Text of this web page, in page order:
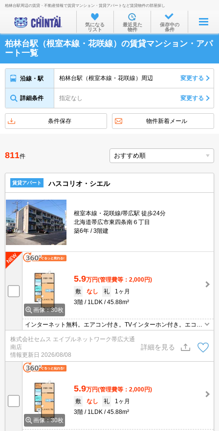
お部屋を探す
沿線・駅から
住所から
家賃相場から
不動産会社から
柏林台駅周辺の賃貸・不動産情報で賃貸マンション・賃貸アパートなど賃貸物件の部屋探し
気になる
リスト
最近見た
物件
保存中の
条件
柏林台駅（根室本線・花咲線）の賃貸マンション・アパ
ート一覧
沿線・駅 柏林台駅（根室本線・花咲線）周辺 変更する
詳細条件 指定なし 変更する
条件保存 物件新着メール
811件
賃貸アパート ハスコリオ・シエル
根室本線・花咲線/帯広駅 徒歩24分
北海道帯広市東四条南６丁目
築6年
3階建
画像：30枚
5.9万円(管理費等：2,000円)
敷
なし 礼
1ヶ月
3階
1LDK 45.88m²
インターネット無料。エアコン付き。TVインターホン付き。エコジ
ン。IH調理器付き。バス・トイレ別。シャワー付き。一坪風呂。浴
室乾燥機。シャンドレ。温水洗浄便座。室内洗濯機置場。シューズ
ボックス。バルコニー。カーテンレール。物置あり。
株式会社セムス エイブルネットワーク帯広大通
南店
情報更新日 2026/08/08
詳細を見る
画像：30枚
5.9万円(管理費等：2,000円)
敷
なし 礼
1ヶ月
3階
1LDK 45.88m²